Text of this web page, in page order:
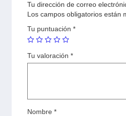
Tu dirección de correo
Los campos obligatorios están
Tu puntuación *
Tu valoración *
Nombre *